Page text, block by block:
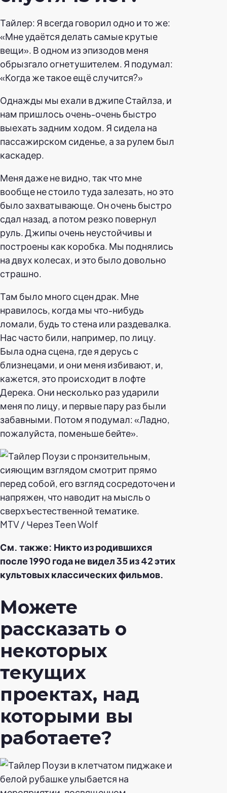
Тайлер: Я всегда говорил одно и то же:
«Мне удаётся делать самые крутые
вещи». В одном из эпизодов меня
обрызгало огнетушителем. Я подумал:
«Когда же такое ещё случится?»
Однажды мы ехали в джипе Стайлза, и
нам пришлось очень-очень быстро
выехать задним ходом. Я сидела на
пассажирском сиденье, а за рулем был
каскадер.
Меня даже не видно, так что мне
вообще не стоило туда залезать, но это
было захватывающе. Он очень быстро
сдал назад, а потом резко повернул
руль. Джипы очень неустойчивы и
построены как коробка. Мы поднялись
на двух колесах, и это было довольно
страшно.
Там было много сцен драк. Мне
нравилось, когда мы что-нибудь
ломали, будь то стена или раздевалка.
Нас часто били, например, по лицу.
Была одна сцена, где я дерусь с
близнецами, и они меня избивают, и,
кажется, это происходит в лофте
Дерека. Они несколько раз ударили
меня по лицу, и первые пару раз были
забавными. Потом я подумал: «Ладно,
пожалуйста, поменьше бейте».
MTV / Через Teen Wolf
См. также: Никто из родившихся
после 1990 года не видел 35 из 42 этих
культовых классических фильмов.
Можете
рассказать о
некоторых
текущих
проектах, над
которыми вы
работаете?